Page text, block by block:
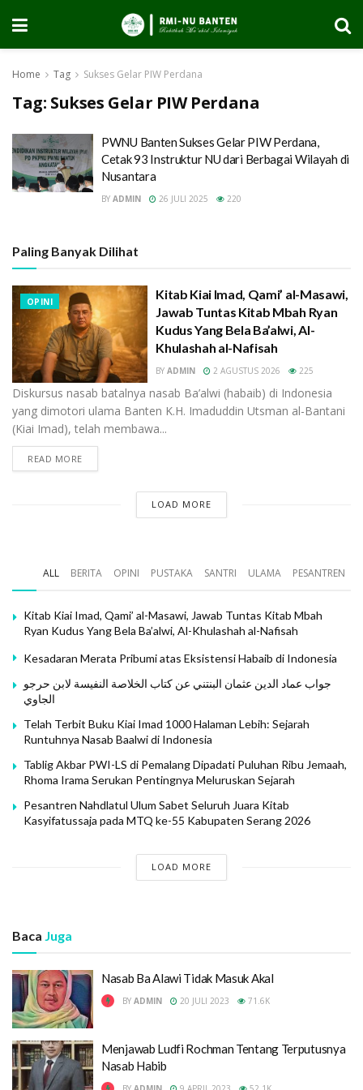
Home Tag Sukses Gelar PIW Perdana
Tag: Sukses Gelar PIW Perdana
PWNU Banten Sukses Gelar PIW Perdana,
Cetak 93 Instruktur NU dari Berbagai Wilayah di
Nusantara
BY ADMIN 26 JULI 2025 220
Paling Banyak Dilihat
OPINI
Kitab Kiai Imad, Qami’ al-Masawi,
Jawab Tuntas Kitab Mbah Ryan
Kudus Yang Bela Ba’alwi, Al-
Khulashah al-Nafisah
BY ADMIN 2 AGUSTUS 2026 225
Diskursus nasab batalnya nasab Ba’alwi (habaib) di Indonesia
yang dimotori ulama Banten K.H. Imaduddin Utsman al-Bantani
(Kiai Imad), telah membawa...
READ MORE
LOAD MORE
ALL BERITA OPINI PUSTAKA SANTRI ULAMA PESANTREN
Kitab Kiai Imad, Qami’ al-Masawi, Jawab Tuntas Kitab Mbah
Ryan Kudus Yang Bela Ba’alwi, Al-Khulashah al-Nafisah
Kesadaran Merata Pribumi atas Eksistensi Habaib di Indonesia
جواب عماد الدين عثمان البنتني عن كتاب الخلاصة النفيسة لابن حرجو
الجاوي
Telah Terbit Buku Kiai Imad 1000 Halaman Lebih: Sejarah
Runtuhnya Nasab Baalwi di Indonesia
Tablig Akbar PWI-LS di Pemalang Dipadati Puluhan Ribu Jemaah,
Rhoma Irama Serukan Pentingnya Meluruskan Sejarah
Pesantren Nahdlatul Ulum Sabet Seluruh Juara Kitab
Kasyifatussaja pada MTQ ke-55 Kabupaten Serang 2026
LOAD MORE
Baca Juga
Nasab Ba Alawi Tidak Masuk Akal
BY ADMIN 20 JULI 2023 71.6K
Menjawab Ludfi Rochman Tentang Terputusnya
Nasab Habib